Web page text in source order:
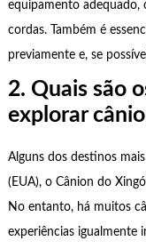
equipamento adequado,
cordas. Também é
previamente e, se
2. Quais são
explorar
Alguns dos destinos
(EUA), o Cânion do
No entanto, há muitos
experiências igualmente